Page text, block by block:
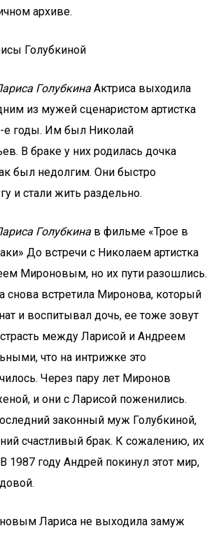
архиве.
Голубкиной
Голубкина Актриса выходила
из мужей сценаристом артистка
е годы. Им был Николай
В браке у них родилась дочка
был недолгим. Они быстро
и стали жить раздельно.
Голубкина в фильме «Трое в
До встречи с Николаем артистка
Мироновым, но их пути разошлись.
снова встретила Миронова, который
и воспитывал дочь, ее тоже зовут
между Ларисой и Андреем
что на интрижке это
Через пару лет Миронов
и они с Ларисой поженились.
законный муж Голубкиной,
счастливый брак. К сожалению, их
1987 году Андрей покинул этот мир,
Лариса не выходила замуж